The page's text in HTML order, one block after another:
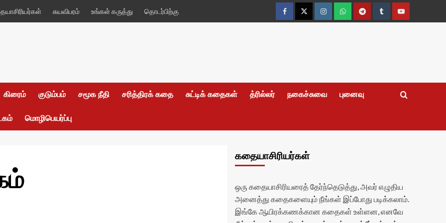
சுயவிபரம் உங்கள் கருத்து தொடர்பிற்கு
FacebookTwitterInstagramWhatsappTelegramTumblrYouTube
கிரைம் குடும்பம் சமூக நீதி சரித்திரக் கதை சுட்டிக் கதைகள் த்ரில்லர் நகைச்சுவை புனைவு
மொழிபெயர்ப்பு
கதையாசிரியர்கள்
ஒரு கதையாசிரியரைத் தேர்ந்தெடுத்து, அவர் எழுதிய
அனைத்து கதைகளையும் நீங்கள் இப்போது படிக்கலாம்.
இங்கே ஆயிரக்கணக்கான கதைகள் உள்ளன, எனவே